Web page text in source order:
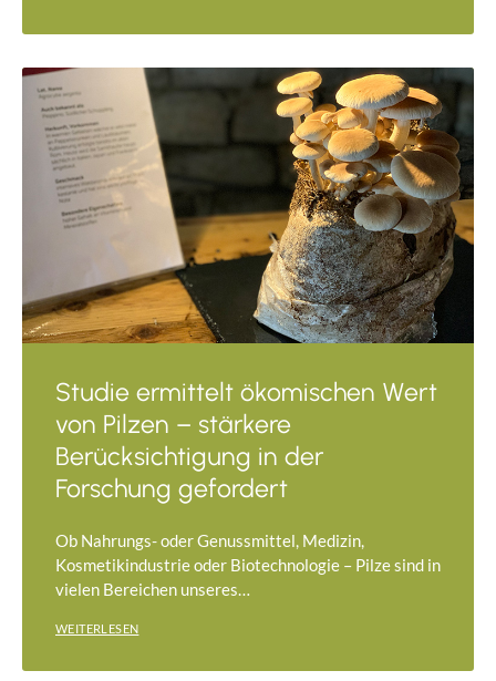
Studie ermittelt ökomischen Wert
von Pilzen – stärkere
Berücksichtigung in der
Forschung gefordert
Ob Nahrungs- oder Genussmittel, Medizin,
Kosmetikindustrie oder Biotechnologie – Pilze sind in
vielen Bereichen unseres…
WEITERLESEN